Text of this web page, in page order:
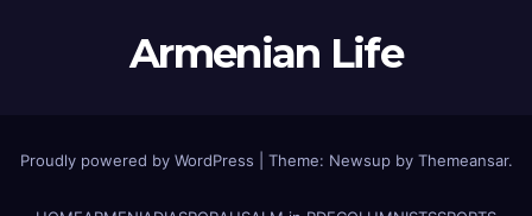
Armenian Life
Proudly powered by WordPress Theme: Newsup by Themeansar.